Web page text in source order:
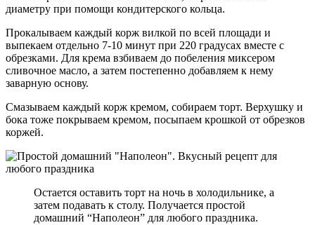
диаметру при помощи кондитерского кольца.
Прокалываем каждый корж вилкой по всей площади и
выпекаем отдельно 7-10 минут при 220 градусах вместе с
обрезками. Для крема взбиваем до побеления миксером
сливочное масло, а затем постепенно добавляем к нему
заварную основу.
Смазываем каждый корж кремом, собираем торт. Верхушку и
бока тоже покрываем кремом, посыпаем крошкой от обрезков
коржей.
Остается оставить торт на ночь в холодильнике, а
затем подавать к столу. Получается простой
домашний “Наполеон” для любого праздника.